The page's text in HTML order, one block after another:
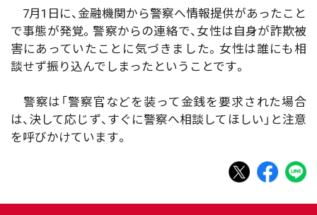
7月1日に、金融機関から警察へ情報提供があったこと
で事態が発覚。警察からの連絡で、女性は自身が詐欺被
害にあっていたことに気づきました。女性は誰にも相
談せず振り込んでしまったということです。
警察は「警察官などを装って金銭を要求された場合
は、決して応じず、すぐに警察へ相談してほしい」と注意
を呼びかけています。